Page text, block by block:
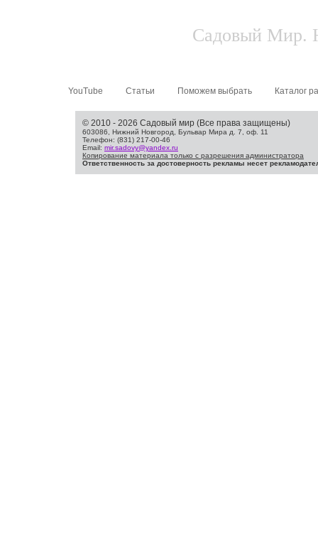
Садовый Мир.
YouTube Статьи Поможем выбрать Каталог
© 2010 - 2026 Садовый мир (Все права защищены)
603086, Нижний Новгород, Бульвар Мира д. 7, оф. 11
Телефон: (831) 217-00-46
Email: mir.sadovy@yandex.ru
Копирование материала только с разрешения администратора
Ответственность за достоверность рекламы несет